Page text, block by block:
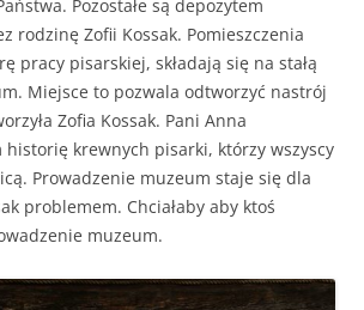
Pozostałe są depozytem
rodzinę Zofii Kossak. Pomieszczenia
pracy pisarskiej, składają się na stałą
Miejsce to pozwala odtworzyć nastrój
Zofia Kossak. Pani Anna
historię krewnych pisarki, którzy wszyscy
Prowadzenie muzeum staje się dla
problemem. Chciałaby aby ktoś
muzeum.